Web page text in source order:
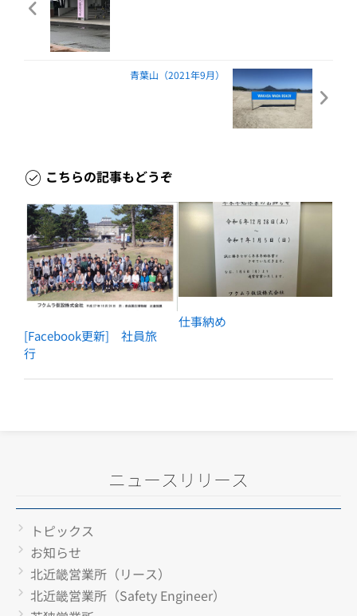
青葉山（2021年9月）
こちらの記事もどうぞ
[Facebook更新] 社員旅
行
仕事納め
ニュースリリース
トピックス
お知らせ
北近畿営業所（リース）
北近畿営業所（Safety Engineer）